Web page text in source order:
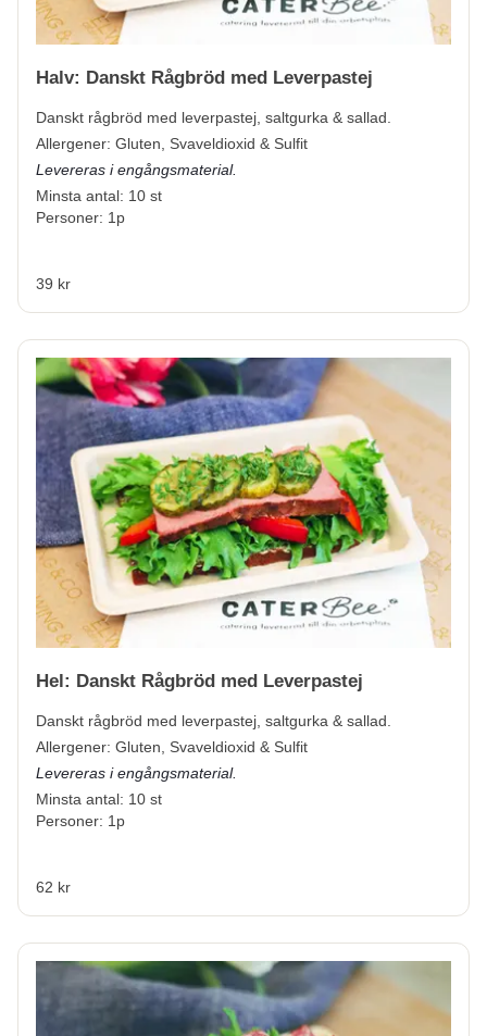
Halv: Danskt Rågbröd med Leverpastej
Danskt rågbröd med leverpastej, saltgurka & sallad.
Allergener: Gluten, Svaveldioxid & Sulfit
Levereras i engångsmaterial.
Minsta antal: 10 st
Personer: 1p
39 kr
Hel: Danskt Rågbröd med Leverpastej
Danskt rågbröd med leverpastej, saltgurka & sallad.
Allergener: Gluten, Svaveldioxid & Sulfit
Levereras i engångsmaterial.
Minsta antal: 10 st
Personer: 1p
62 kr